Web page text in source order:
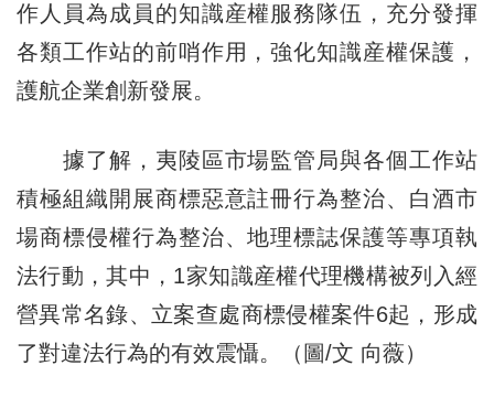
作人員為成員的知識産權服務隊伍，充分發揮
各類工作站的前哨作用，強化知識産權保護，
護航企業創新發展。
據了解，夷陵區市場監管局與各個工作站
積極組織開展商標惡意註冊行為整治、白酒市
場商標侵權行為整治、地理標誌保護等專項執
法行動，其中，1家知識産權代理機構被列入經
營異常名錄、立案查處商標侵權案件6起，形成
了對違法行為的有效震懾。（圖/文 向薇）